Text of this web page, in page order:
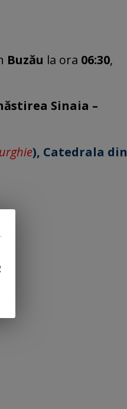
Buzău la ora 06:30,
Sinaia –
), Catedrala din